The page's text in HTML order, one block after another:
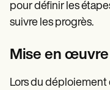
pour définir les
suivre les progrès.
Mise en
Lors du